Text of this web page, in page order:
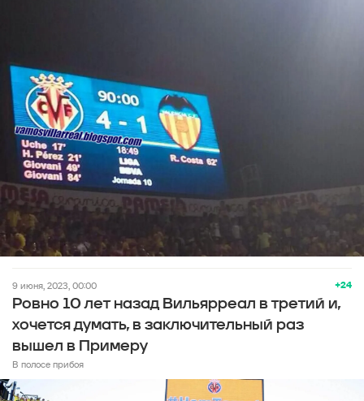
+24
9 июня, 2023, 00:00
Ровно 10 лет назад Вильярреал в третий и,
хочется думать, в заключительный раз
вышел в Примеру
В полосе прибоя